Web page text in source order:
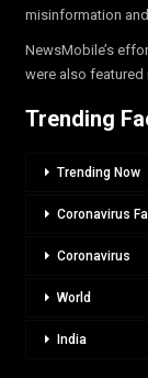
misinformation
NewsMobile’s
were also featured
Trending
Trending Now
Coronavirus
Coronavirus
World
India